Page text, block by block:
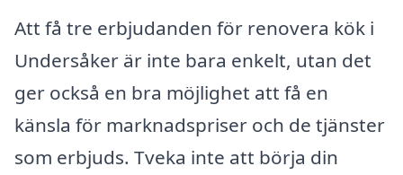
Att få tre erbjudanden för renovera kök i
Undersåker är inte bara enkelt, utan det
ger också en bra möjlighet att få en
känsla för marknadspriser och de tjänster
som erbjuds. Tveka inte att börja din